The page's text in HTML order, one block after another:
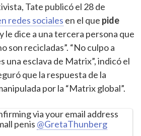
Tate publicó el 28 de
redes sociales en el que pide
y le dice a una tercera persona que
son recicladas”. “No culpo a
una esclava de Matrix”, indicó el
que la respuesta de la
por la “Matrix global”.
via your email address
penis @GretaThunberg